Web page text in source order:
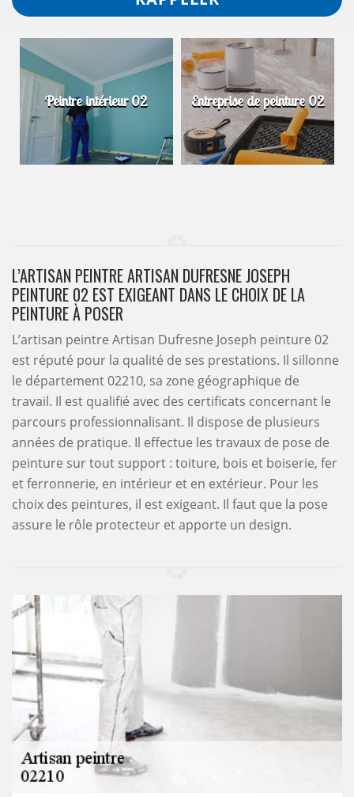
Peintre intérieur 02 Entreprise de peinture 02
L’ARTISAN PEINTRE ARTISAN DUFRESNE JOSEPH
PEINTURE 02 EST EXIGEANT DANS LE CHOIX DE LA
PEINTURE À POSER
L’artisan peintre Artisan Dufresne Joseph peinture 02
est réputé pour la qualité de ses prestations. Il sillonne
le département 02210, sa zone géographique de
travail. Il est qualifié avec des certificats concernant le
parcours professionnalisant. Il dispose de plusieurs
années de pratique. Il effectue les travaux de pose de
peinture sur tout support : toiture, bois et boiserie, fer
et ferronnerie, en intérieur et en extérieur. Pour les
choix des peintures, il est exigeant. Il faut que la pose
assure le rôle protecteur et apporte un design.